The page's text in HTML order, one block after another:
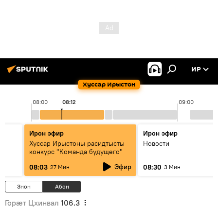
Хуссар Ирыстон
ИР
08:00 09:00
08:12
Ирон эфир
Хуссар Ирыстоны расидтысты
конкурс "Команда будущего"
08:03 27 Мин Эфир
Ирон эфир
Новости
08:30 3 Мин
Знон Абон
Горӕт Цхинвал 106.3